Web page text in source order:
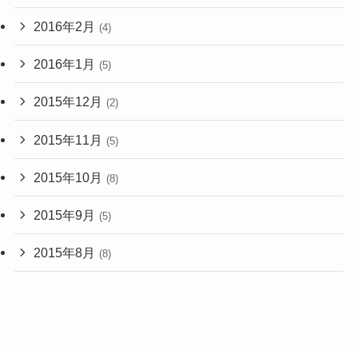
2016年2月 (4)
2016年1月 (5)
2015年12月 (2)
2015年11月 (5)
2015年10月 (8)
2015年9月 (5)
2015年8月 (8)